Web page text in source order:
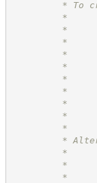
* To create
*
*
*
*
*
*
*
*
*
*
*
*
*
*